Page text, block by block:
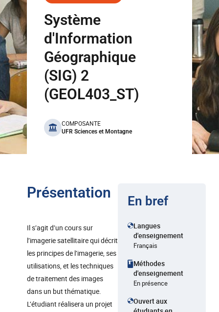
Système
d'Information
Géographique
(SIG) 2
(GEOL403_ST)
benefits
COMPOSANTE
UFR Sciences et Montagne
Présentation
Il s’agit d’un cours sur
l’imagerie satellitaire qui décrit
les principes de l’imagerie, ses
utilisations, et les techniques
de traitement des images
dans un but thématique.
L’étudiant réalisera un projet
En bref
Langues
d'enseignement
Français
Méthodes
d'enseignement
En présence
Ouvert aux